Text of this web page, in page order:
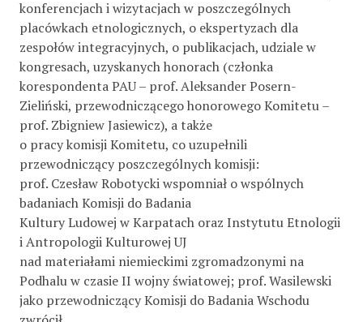
konferencjach i wizytacjach w poszczególnych
placówkach etnologicznych, o ekspertyzach dla
zespołów integracyjnych, o publikacjach, udziale w
kongresach, uzyskanych honorach (członka
korespondenta PAU – prof. Aleksander Posern-
Zieliński, przewodniczącego honorowego Komitetu –
prof. Zbigniew Jasiewicz), a także
o pracy komisji Komitetu, co uzupełnili
przewodniczący poszczególnych komisji:
prof. Czesław Robotycki wspomniał o wspólnych
badaniach Komisji do Badania
Kultury Ludowej w Karpatach oraz Instytutu Etnologii
i Antropologii Kulturowej UJ
nad materiałami niemieckimi zgromadzonymi na
Podhalu w czasie II wojny światowej; prof. Wasilewski
jako przewodniczący Komisji do Badania Wschodu